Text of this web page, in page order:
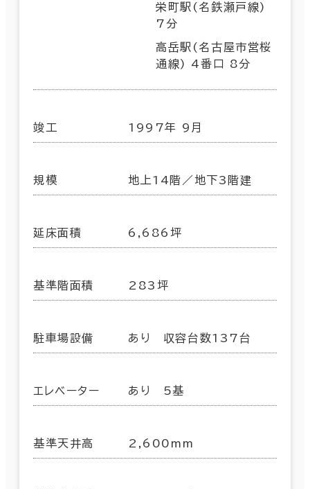
栄町駅(名鉄瀬戸線)
7分
高岳駅(名古屋市営桜
通線) 4番口 8分
竣工 1997年 9月
規模 地上14階／地下3階建
延床面積 6,686坪
基準階面積 283坪
駐車場設備 あり 収容台数137台
エレベーター あり 5基
基準天井高 2,600mm